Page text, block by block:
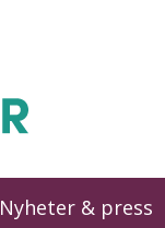
Nyheter & press